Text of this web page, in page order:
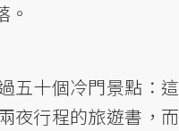
。
五十個冷門景點：這
夜行程的旅遊書，而